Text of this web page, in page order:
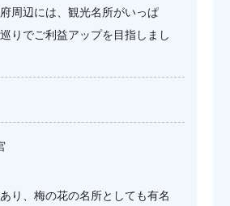
周辺には、観光名所がいっぱ
りでご利益アップを目指しまし
り、梅の花の名所としても有名